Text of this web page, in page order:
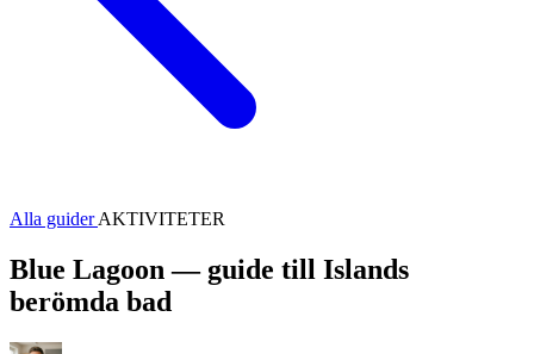
Alla guiderAKTIVITETER
Blue Lagoon — guide till Islands
berömda bad